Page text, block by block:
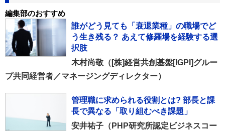
編集部のおすすめ
誰がどう見ても「衰退業種」の職場でど
う生き残る？ あえて修羅場を経験する選
択肢
木村尚敬（[株]経営共創基盤[IGPI]グルー
プ共同経営者／マネージングディレクター）
管理職に求められる役割とは? 部長と課
長で異なる「取り組むべき課題」
安井祐子（PHP研究所認定ビジネスコー